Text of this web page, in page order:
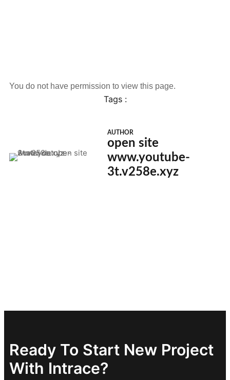
You do not have permission to view this page.
Tags :
AUTHOR
open site
www.youtube-
3t.v258e.xyz
Ready To Start New Project
With Intrace?